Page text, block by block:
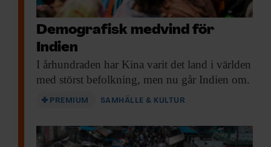
Demografisk medvind för
Indien
I århundraden har Kina varit det land i världen
med störst befolkning, men nu går Indien om.
PREMIUM SAMHÄLLE & KULTUR